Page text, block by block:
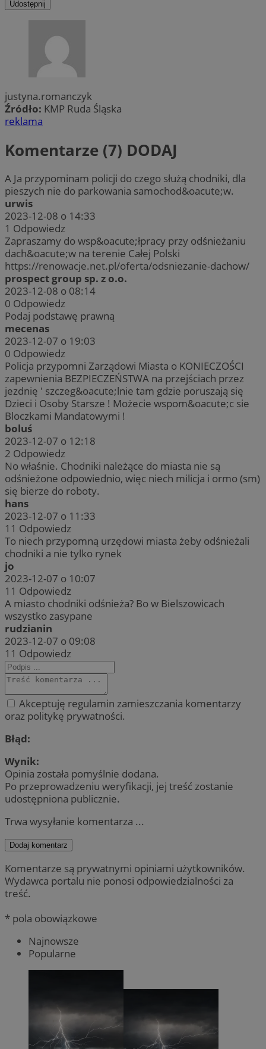
Udostępnij
justyna.romanczyk
Źródło: KMP Ruda Śląska
reklama
Komentarze (7) DODAJ
A Ja przypominam policji do czego służą chodniki, dla
pieszych nie do parkowania samochod&oacute;w.
urwis
2023-12-08 o 14:33
1 Odpowiedz
Zapraszamy do wsp&oacute;łpracy przy odśnieżaniu
dach&oacute;w na terenie Całej Polski
https://renowacje.net.pl/oferta/odsniezanie-dachow/
prospect group sp. z o.o.
2023-12-08 o 08:14
0 Odpowiedz
Podaj podstawę prawną
mecenas
2023-12-07 o 19:03
0 Odpowiedz
Policja przypomni Zarządowi Miasta o KONIECZOŚCI
zapewnienia BEZPIECZEŃSTWA na przejściach przez
jezdnię ' szczeg&oacute;lnie tam gdzie poruszają się
Dzieci i Osoby Starsze ! Możecie wspom&oacute;c sie
Bloczkami Mandatowymi !
boluś
2023-12-07 o 12:18
2 Odpowiedz
No właśnie. Chodniki należące do miasta nie są
odśnieżone odpowiednio, więc niech milicja i ormo (sm)
się bierze do roboty.
hans
2023-12-07 o 11:33
11 Odpowiedz
To niech przypomną urzędowi miasta żeby odśnieżali
chodniki a nie tylko rynek
jo
2023-12-07 o 10:07
11 Odpowiedz
A miasto chodniki odśnieża? Bo w Bielszowicach
wszystko zasypane
rudzianin
2023-12-07 o 09:08
11 Odpowiedz
Akceptuję regulamin zamieszczania komentarzy
oraz politykę prywatności.
Błąd:
Wynik:
Opinia została pomyślnie dodana.
Po przeprowadzeniu weryfikacji, jej treść zostanie
udostępniona publicznie.
Trwa wysyłanie komentarza ...
Dodaj komentarz
Komentarze są prywatnymi opiniami użytkowników.
Wydawca portalu nie ponosi odpowiedzialności za
treść.
* pola obowiązkowe
Najnowsze
Popularne